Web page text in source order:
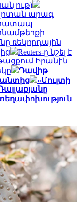
արագ
ռեկորդային
Reuters-ը նշել է
Իրանին
Դավիթ
«Մուլտի